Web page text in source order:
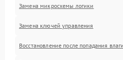
Замена микросхемы логики
Замена ключей управления
Восстановление после попадания влаги